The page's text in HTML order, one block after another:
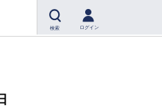
検索 ログイン